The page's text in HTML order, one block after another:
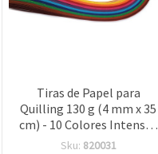
Tiras de Papel para
Quilling 130 g (4 mm x 35
cm) - 10 Colores Intensos
Surtidos - 100 unidades
Sku: 820031